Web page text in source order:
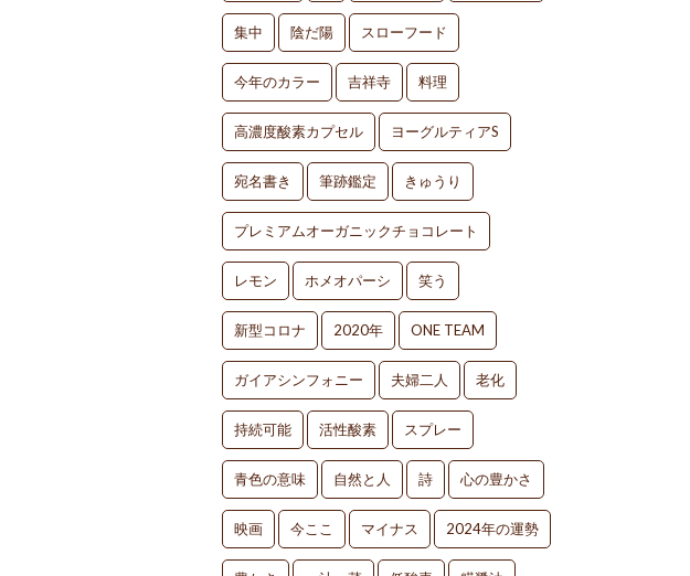
集中 陰だ陽 スローフード
今年のカラー 吉祥寺 料理
高濃度酸素カプセル ヨーグルティアS
宛名書き 筆跡鑑定 きゅうり
プレミアムオーガニックチョコレート
レモン ホメオパーシ 笑う
新型コロナ 2020年 ONE TEAM
ガイアシンフォニー 夫婦二人 老化
持続可能 活性酸素 スプレー
青色の意味 自然と人 詩 心の豊かさ
映画 今ここ マイナス 2024年の運勢